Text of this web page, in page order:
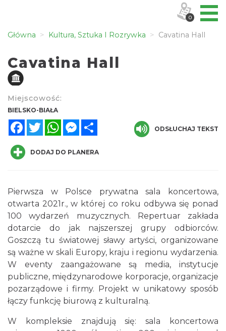
Główna Kultura, Sztuka I Rozrywka Cavatina Hall
Cavatina Hall
Miejscowość:
BIELSKO-BIAŁA
FacebookTwitterWhatsAppMessenger
ODSŁUCHAJ TEKST
DODAJ DO PLANERA
Pierwsza w Polsce prywatna sala koncertowa,
otwarta 2021r., w której co roku odbywa się ponad
100 wydarzeń muzycznych. Repertuar zakłada
dotarcie do jak najszerszej grupy odbiorców.
Goszczą tu światowej sławy artyści, organizowane
są ważne w skali Europy, kraju i regionu wydarzenia.
W eventy zaangażowane są media, instytucje
publiczne, międzynarodowe korporacje, organizacje
pozarządowe i firmy. Projekt w unikatowy sposób
łączy funkcję biurową z kulturalną.
W kompleksie znajdują się: sala koncertowa
0